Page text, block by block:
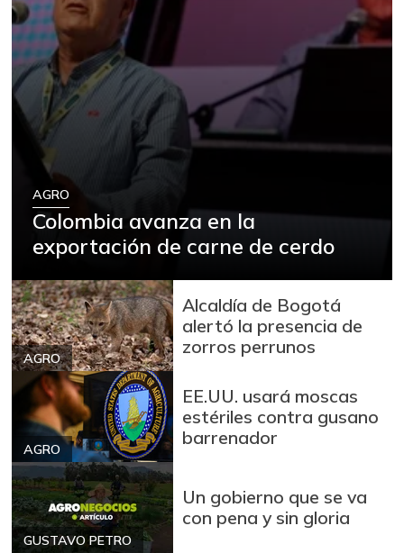
AGRO
Colombia avanza en la
exportación de carne de cerdo
AGRO
Alcaldía de Bogotá
alertó la presencia de
zorros perrunos
AGRO
EE.UU. usará moscas
estériles contra gusano
barrenador
GUSTAVO PETRO
Un gobierno que se va
con pena y sin gloria